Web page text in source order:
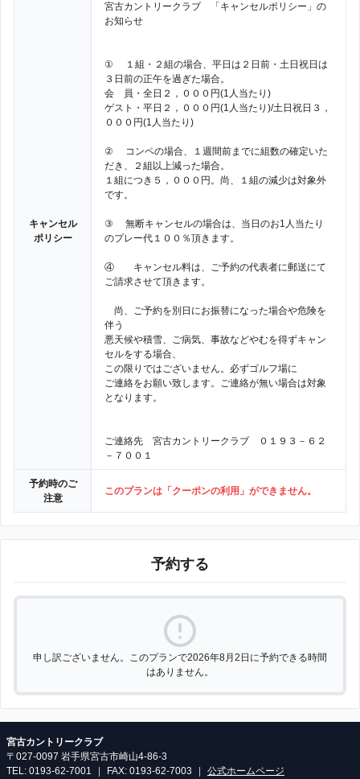
キャンセル
ポリシー
宮古カントリークラブ 「キャンセルポリシー」の
お知らせ
① １組・２組の場合、平日は２日前・土日祝日は
３日前の正午を過ぎた場合。
会 員・全日２，０００円(1人当たり)
ゲスト・平日２，０００円(1人当たり)/土日祝日３，
０００円(1人当たり)
② コンペの場合、１週間前までに組数の確定いた
だき、２組以上減った場合。
１組につき５，０００円。尚、１組の減少は対象外
です。
③ 無断キャンセルの場合は、当日のお1人当たり
のプレー代１００％頂きます。
④ キャンセル料は、ご予約の代表者に郵送にて
ご請求させて頂きます。
尚、ご予約を別日にお振替になった場合や危険を
伴う
悪天候や積雪、ご病気、事故などやむを得ずキャン
セルをする場合、
この限りではございません。必ずゴルフ場に
ご連絡をお願い致します。ご連絡が無い場合は対象
となります。
ご連絡先 宮古カントリークラブ ０１９３－６２
－７００１
予約時のご
注意
このプランは「クーポンの利用」ができません。
予約する
申し訳ございません。このプランで2026年8月2日に予約できる時間
はありません。
宮古カントリークラブ
〒027-0097 岩手県宮古市崎山4-86-3
TEL: 0193-62-7001
FAX: 0193-62-7003 公式ホームページ